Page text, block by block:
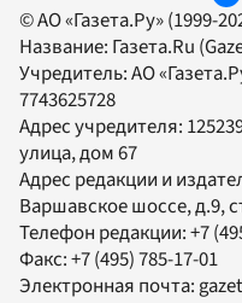
© АО «Газета.Ру» (1999-
Название: Газета.Ru
Учредитель:АО
7743625728
Адрес учредителя:
улица, дом 67
Адрес редакции и
Варшавское шоссе, д.9,
Телефон редакции:+7
Факс:+7 (495) 785-17-01
Электронная почта: